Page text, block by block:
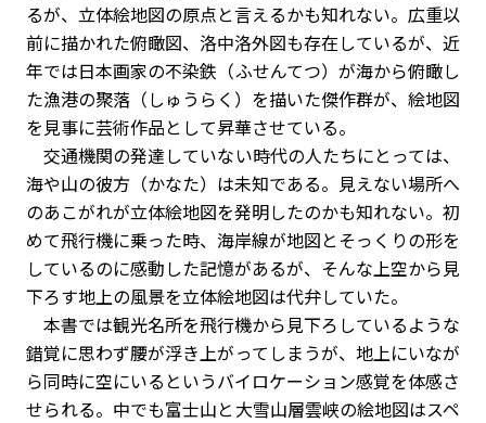
るが、立体絵地図の原点と言えるかも知れない。広重以
前に描かれた俯瞰図、洛中洛外図も存在しているが、近
年では日本画家の不染鉄（ふせんてつ）が海から俯瞰し
た漁港の聚落（しゅうらく）を描いた傑作群が、絵地図
を見事に芸術作品として昇華させている。
交通機関の発達していない時代の人たちにとっては、
海や山の彼方（かなた）は未知である。見えない場所へ
のあこがれが立体絵地図を発明したのかも知れない。初
めて飛行機に乗った時、海岸線が地図とそっくりの形を
しているのに感動した記憶があるが、そんな上空から見
下ろす地上の風景を立体絵地図は代弁していた。
本書では観光名所を飛行機から見下ろしているような
錯覚に思わず腰が浮き上がってしまうが、地上にいなが
ら同時に空にいるというバイロケーション感覚を体感さ
せられる。中でも富士山と大雪山層雲峡の絵地図はスペ